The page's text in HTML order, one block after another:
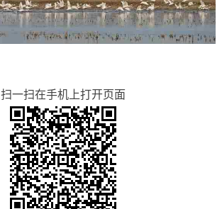
扫一扫在手机上打开页面